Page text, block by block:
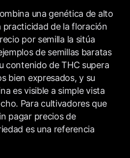
una genética de alto
de la floración
por semilla la sitúa
de semillas baratas
contenido de THC supera
bien expresados, y su
es visible a simple vista
Para cultivadores que
pagar precios de
es una referencia